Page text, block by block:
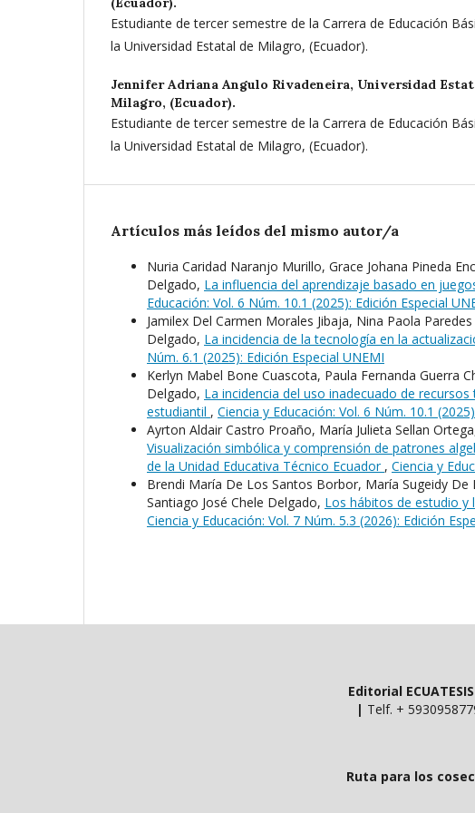
Estudiante de tercer semestre de la Carrera de Educación
la Universidad Estatal de Milagro, (Ecuador).
Jennifer Adriana Angulo Rivadeneira, Universidad
Milagro, (Ecuador).
Estudiante de tercer semestre de la Carrera de Educación
la Universidad Estatal de Milagro, (Ecuador).
Artículos más leídos del mismo autor/a
Nuria Caridad Naranjo Murillo, Grace Johana Pineda
Delgado, La influencia del aprendizaje basado en
Educación: Vol. 6 Núm. 10.1 (2025): Edición Especial
Jamilex Del Carmen Morales Jibaja, Nina Paola
Delgado, La incidencia de la tecnología en la
Núm. 6.1 (2025): Edición Especial UNEMI
Kerlyn Mabel Bone Cuascota, Paula Fernanda Guerra
Delgado, La incidencia del uso inadecuado de
estudiantil , Ciencia y Educación: Vol. 6 Núm. 10.1
Ayrton Aldair Castro Proaño, María Julieta Sellan
Visualización simbólica y comprensión de patrones
de la Unidad Educativa Técnico Ecuador , Ciencia y
Brendi María De Los Santos Borbor, María Sugeidy
Santiago José Chele Delgado, Los hábitos de estudio y
Ciencia y Educación: Vol. 7 Núm. 5.3 (2026): Edición
Editorial ECUATESIS
| Telf. ​​+
Ruta para los